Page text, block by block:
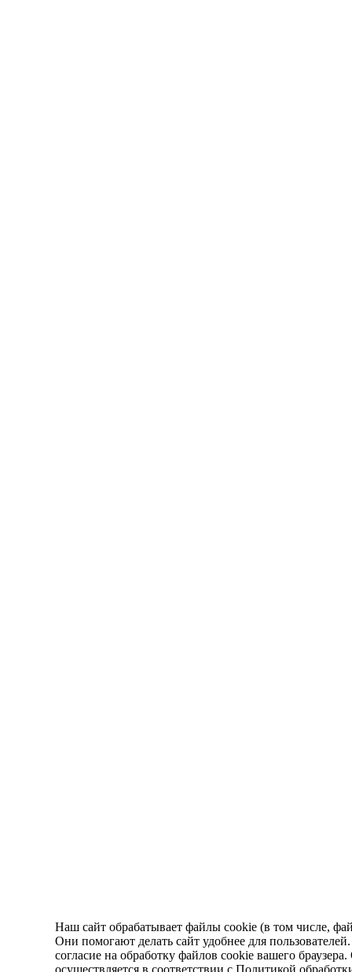
Наш сайт обрабатывает файлы cookie (в том числе,
Они помогают делать сайт удобнее для
согласие на обработку файлов cookie вашего
осуществляется в соответствии с Политикой